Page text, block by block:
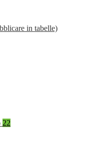
in tabelle)
22